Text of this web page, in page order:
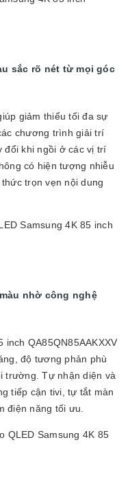
sắc rõ nét từ mọi góc
giảm thiểu tối đa sự
chương trình giải trí
đổi khi ngồi ở các vị trí
có hiện tượng nhiễu
trọn vẹn nội dung
nhờ công nghệ
inch QA85QN85AAKXXV
độ tương phản phù
trường. Tự nhận diện và
tiếp cận tivi, tự tắt màn
điện năng tối ưu.